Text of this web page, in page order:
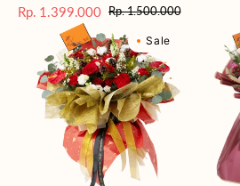
Harga
Rp. 1.399.000 Harga
reguler
Rp. 1.500.000
Radiance
Sale
Forever